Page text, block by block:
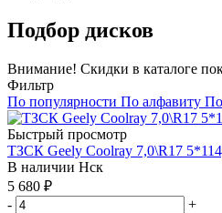
Подбор дисков
Внимание! Скидки в каталоге
Фильтр
По популярности По алфавиту
Быстрый просмотр
ТЗСК Geely Coolray 7,0\R17
В наличии Нск
5 680 ₽
-
+